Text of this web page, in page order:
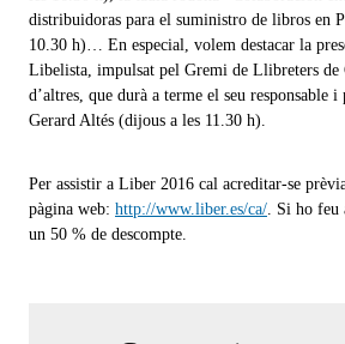
distribuidoras para el suministro de libros en
10.30 h)… En especial, volem destacar la
Libelista, impulsat pel Gremi de Llibreters de
d’altres, que durà a terme el seu responsable i
Gerard Altés (dijous a les 11.30 h).
Per assistir a Liber 2016 cal acreditar-se
pàgina web: http://www.liber.es/ca/ . Si ho feu
un 50 % de descompte.